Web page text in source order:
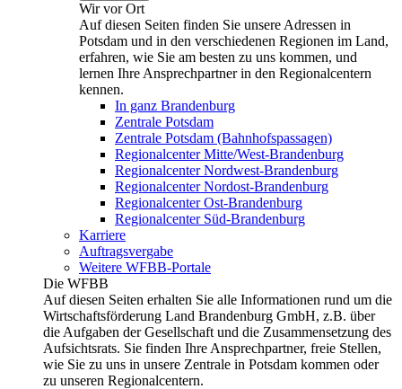
Wir vor Ort
Auf diesen Seiten finden Sie unsere Adressen in
Potsdam und in den verschiedenen Regionen im Land,
erfahren, wie Sie am besten zu uns kommen, und
lernen Ihre Ansprechpartner in den Regionalcentern
kennen.
In ganz Brandenburg
Zentrale Potsdam
Zentrale Potsdam (Bahnhofspassagen)
Regionalcenter Mitte/West-Brandenburg
Regionalcenter Nordwest-Brandenburg
Regionalcenter Nordost-Brandenburg
Regionalcenter Ost-Brandenburg
Regionalcenter Süd-Brandenburg
Karriere
Auftragsvergabe
Weitere WFBB-Portale
Die WFBB
Auf diesen Seiten erhalten Sie alle Informationen rund um die
Wirtschaftsförderung Land Brandenburg GmbH, z.B. über
die Aufgaben der Gesellschaft und die Zusammensetzung des
Aufsichtsrats. Sie finden Ihre Ansprechpartner, freie Stellen,
wie Sie zu uns in unsere Zentrale in Potsdam kommen oder
zu unseren Regionalcentern.